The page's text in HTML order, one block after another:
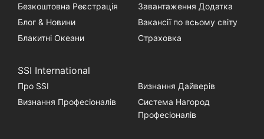
Безкоштовна Реєстрація
Завантаження Додатка
Блог & Новини
Вакансії по всьому світу
Блакитні Океани
Страховка
SSI International
Про SSI
Визнання Дайверів
Визнання Професіоналів
Система Нагород
Професіоналів